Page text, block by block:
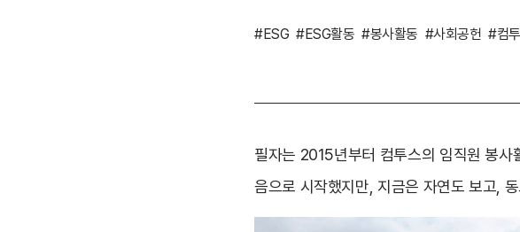
#ESG #ESG활동 #봉사활동 #사회공헌 #컴
필자는 2015년부터 컴투스의 임직원 봉사
음으로 시작했지만, 지금은 자연도 보고,